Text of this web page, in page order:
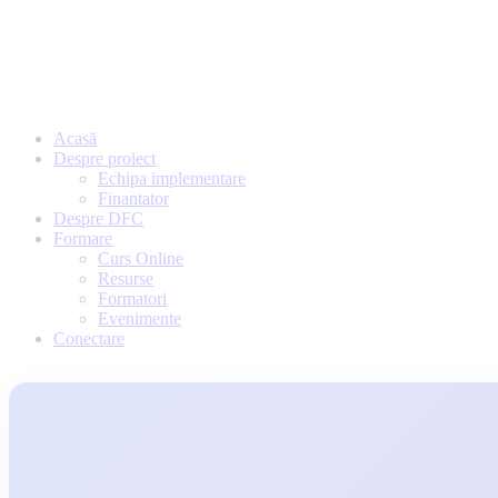
Acasă
Despre proiect
Echipa implementare
Finantator
Despre DFC
Formare
Curs Online
Resurse
Formatori
Evenimente
Conectare